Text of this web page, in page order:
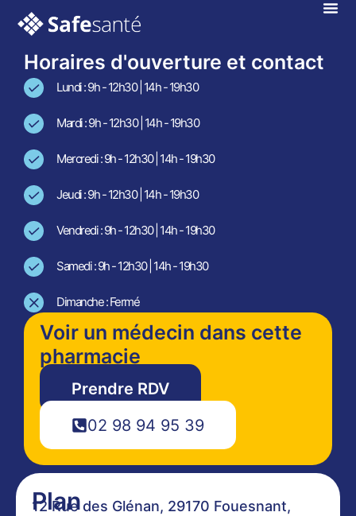
Fouesnant
En téléconsultation !
Plan
12 Rue des Glénan, 29170 Fouesnant,
Horaires d'ouverture et contact
Lundi : 9h - 12h30 | 14h - 19h30
Mardi : 9h - 12h30 | 14h - 19h30
Mercredi : 9h - 12h30 | 14h - 19h30
Jeudi : 9h - 12h30 | 14h - 19h30
Vendredi : 9h - 12h30 | 14h - 19h30
Samedi : 9h - 12h30 | 14h - 19h30
Dimanche : Fermé
Voir un médecin dans cette
pharmacie
Prendre RDV
02 98 94 95 39